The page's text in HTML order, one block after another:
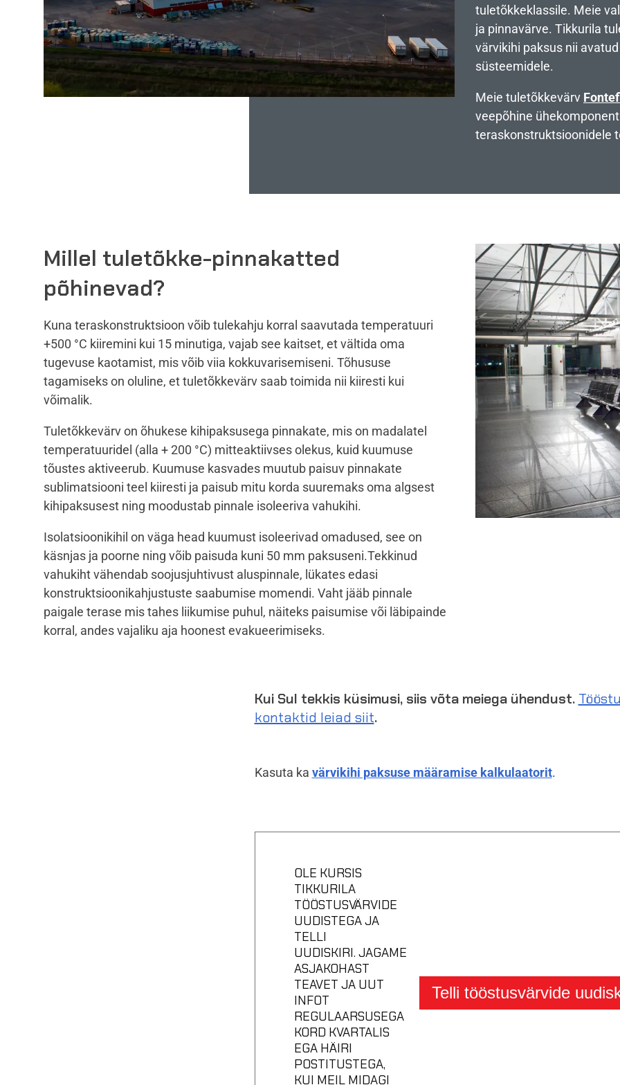
tuletõkkeklassile. Meie
ja pinnavärve. Tikkurila
värvikihi paksus nii
süsteemidele.
Meie tuletõkkevärv
veepõhine
teraskonstruktsioonidele
Millel tuletõkke-pinnakatted
põhinevad?
Kuna teraskonstruktsioon võib tulekahju korral saavutada temperatuuri
+500 °C kiiremini kui 15 minutiga, vajab see kaitset, et vältida oma
tugevuse kaotamist, mis võib viia kokkuvarisemiseni. Tõhususe
tagamiseks on oluline, et tuletõkkevärv saab toimida nii kiiresti kui
võimalik.
Tuletõkkevärv on õhukese kihipaksusega pinnakate, mis on madalatel
temperatuuridel (alla + 200 °C) mitteaktiivses olekus, kuid kuumuse
tõustes aktiveerub. Kuumuse kasvades muutub paisuv pinnakate
sublimatsiooni teel kiiresti ja paisub mitu korda suuremaks oma algsest
kihipaksusest ning moodustab pinnale isoleeriva vahukihi.
Isolatsioonikihil on väga head kuumust isoleerivad omadused, see on
käsnjas ja poorne ning võib paisuda kuni 50 mm paksuseni.Tekkinud
vahukiht vähendab soojusjuhtivust aluspinnale, lükates edasi
konstruktsioonikahjustuste saabumise momendi. Vaht jääb pinnale
paigale terase mis tahes liikumise puhul, näiteks paisumise või läbipainde
korral, andes vajaliku aja hoonest evakueerimiseks.
Kui Sul tekkis küsimusi, siis võta meiega ühendust.
kontaktid leiad siit.
Kasuta ka värvikihi paksuse määramise kalkulaatorit.
OLE KURSIS
TIKKURILA
TÖÖSTUSVÄRVIDE
UUDISTEGA JA
TELLI
UUDISKIRI. JAGAME
ASJAKOHAST
TEAVET JA UUT
INFOT
REGULAARSUSEGA
KORD KVARTALIS
EGA HÄIRI
POSTITUSTEGA,
KUI MEIL MIDAGI
Telli tööstusvärvide